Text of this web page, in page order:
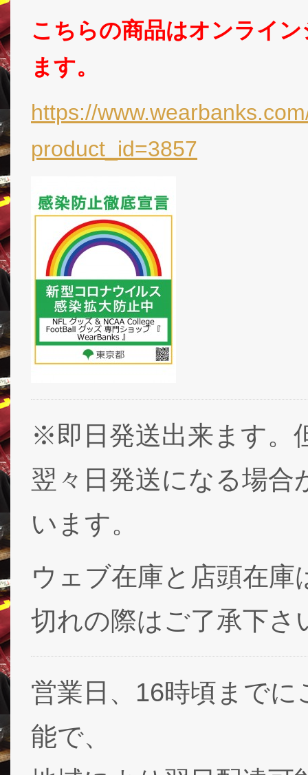
こちらの商品はオンライ
ます。
https://
product_id=3857
※即日発送出来ます。
翌々日発送になる場
います。
ウェブ在庫と店頭在
切れの際はご了承下さ
営業日、16時頃まで
能で、